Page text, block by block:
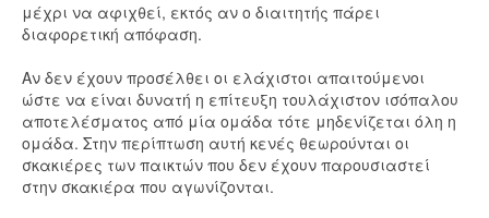
μέχρι να αφιχθεί, εκτός αν ο διαιτητής πάρει
διαφορετική απόφαση.
Αν δεν έχουν προσέλθει οι ελάχιστοι απαιτούμενοι
ώστε να είναι δυνατή η επίτευξη τουλάχιστον ισόπαλου
αποτελέσματος από μία ομάδα τότε μηδενίζεται όλη η
ομάδα. Στην περίπτωση αυτή κενές θεωρούνται οι
σκακιέρες των παικτών που δεν έχουν παρουσιαστεί
στην σκακιέρα που αγωνίζονται.